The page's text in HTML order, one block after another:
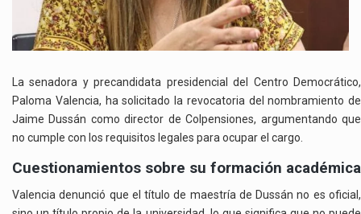
La senadora y precandidata presidencial del Centro Democrático,
Paloma Valencia, ha solicitado la revocatoria del nombramiento de
Jaime Dussán como director de Colpensiones, argumentando que
no cumple con los requisitos legales para ocupar el cargo.
Cuestionamientos sobre su formación académica
Valencia denunció que el título de maestría de Dussán no es oficial,